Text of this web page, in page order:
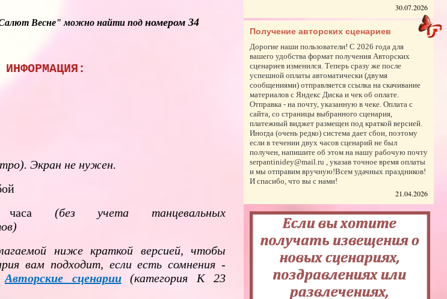
30.07.2026
Получение авторских сценариев
Дорогие наши пользователи! С 2026 года для
вашего удобства формат получения Авторских
сценариев изменился. Теперь сразу же после
успешной оплаты автоматически (двумя
сообщениями) отправляется ссылка на скачивание
материалов с Яндекс Диска и чек об оплате.
Отправка - на почту, указанную в чеке. Оплата с
сайта, со страницы выбранного сценария,
платежный виджет размещен под краткой версией.
Иногда (очень редко) система дает сбои, поэтому
если в течении двух часов сценарий не был
получен, напишите об этом на нашу рабочую почту
serpantinidey@mail.ru , указав точное время оплаты
и мы отправим вручную!Всем удачных праздников!
И спасибо, что вы с нами!
21.04.2026
Весне" можно найти под номером 34
ИНФОРМАЦИЯ:
Экран не нужен.
(без учета танцевальных
ниже краткой версией, чтобы
вам подходит, если есть сомнения -
Авторские сценарии(категория К 23